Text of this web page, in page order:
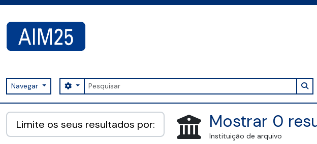
Navegar Pesquisar
Search options
AIM25 - AtoM 2.8.2
Limite os seus resultados por: Mostrar 0
Instituição de arquivo